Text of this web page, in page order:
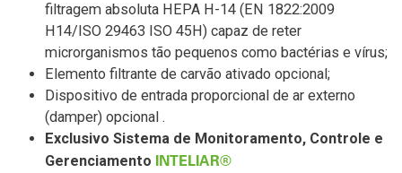
filtragem absoluta HEPA H-14 (EN 1822:2009
H14/ISO 29463 ISO 45H) capaz de reter
microrganismos tão pequenos como bactérias e vírus;
Elemento filtrante de carvão ativado opcional;
Dispositivo de entrada proporcional de ar externo
(damper) opcional .
Exclusivo Sistema de Monitoramento, Controle e
Gerenciamento INTELIAR®